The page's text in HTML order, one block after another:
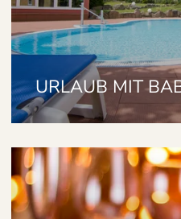
URLAUB MIT